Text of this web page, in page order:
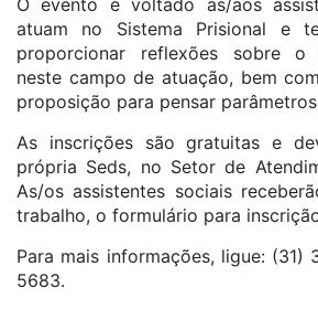
O evento é voltado às/aos
atuam no Sistema Prisional e
proporcionar reflexões sobre o
neste campo de atuação, bem
proposição para pensar
As inscrições são gratuitas e
própria Seds, no Setor de
As/os assistentes sociais
trabalho, o formulário para
Para mais informações, ligue: (31)
5683.